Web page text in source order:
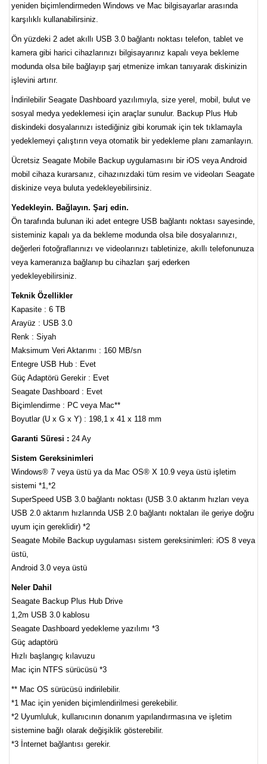
yeniden biçimlendirmeden Windows ve Mac bilgisayarlar arasında
karşılıklı kullanabilirsiniz.
Ön yüzdeki 2 adet akıllı USB 3.0 bağlantı noktası telefon, tablet ve
kamera gibi harici cihazlarınızı bilgisayarınız kapalı veya bekleme
modunda olsa bile bağlayıp şarj etmenize imkan tanıyarak diskinizin
işlevini artırır.
İndirilebilir Seagate Dashboard yazılımıyla, size yerel, mobil, bulut ve
sosyal medya yedeklemesi için araçlar sunulur. Backup Plus Hub
diskindeki dosyalarınızı istediğiniz gibi korumak için tek tıklamayla
yedeklemeyi çalıştırın veya otomatik bir yedekleme planı zamanlayın.
Ücretsiz Seagate Mobile Backup uygulamasını bir iOS veya Android
mobil cihaza kurarsanız, cihazınızdaki tüm resim ve videoları Seagate
diskinize veya buluta yedekleyebilirsiniz.
Yedekleyin. Bağlayın. Şarj edin.
Ön tarafında bulunan iki adet entegre USB bağlantı noktası sayesinde,
sisteminiz kapalı ya da bekleme modunda olsa bile dosyalarınızı,
değerleri fotoğraflarınızı ve videolarınızı tabletinize, akıllı telefonunuza
veya kameranıza bağlanıp bu cihazları şarj ederken
yedekleyebilirsiniz.
Teknik Özellikler
Kapasite : 6 TB
Arayüz : USB 3.0
Renk : Siyah
Maksimum Veri Aktarımı : 160 MB/sn
Entegre USB Hub : Evet
Güç Adaptörü Gerekir : Evet
Seagate Dashboard : Evet
Biçimlendirme : PC veya Mac**
Boyutlar (U x G x Y) : 198,1 x 41 x 118 mm
Garanti Süresi : 24 Ay
Sistem Gereksinimleri
Windows® 7 veya üstü ya da Mac OS® X 10.9 veya üstü işletim
sistemi *1,*2
SuperSpeed USB 3.0 bağlantı noktası (USB 3.0 aktarım hızları veya
USB 2.0 aktarım hızlarında USB 2.0 bağlantı noktaları ile geriye doğru
uyum için gereklidir) *2
Seagate Mobile Backup uygulaması sistem gereksinimleri: iOS 8 veya
üstü,
Android 3.0 veya üstü
Neler Dahil
Seagate Backup Plus Hub Drive
1,2m USB 3.0 kablosu
Seagate Dashboard yedekleme yazılımı *3
Güç adaptörü
Hızlı başlangıç kılavuzu
Mac için NTFS sürücüsü *3
** Mac OS sürücüsü indirilebilir.
*1 Mac için yeniden biçimlendirilmesi gerekebilir.
*2 Uyumluluk, kullanıcının donanım yapılandırmasına ve işletim
sistemine bağlı olarak değişiklik gösterebilir.
*3 İnternet bağlantısı gerekir.